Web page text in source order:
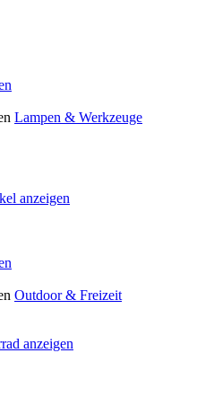
Lampen & Werkzeuge
anzeigen
Outdoor & Freizeit
anzeigen